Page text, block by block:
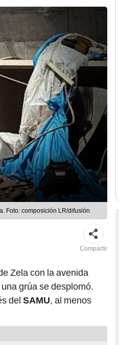
Foto: composición LR/difusión
Compartir
Zela con la avenida
grúa se desplomó.
del SAMU, al menos